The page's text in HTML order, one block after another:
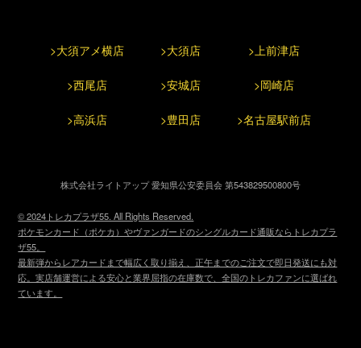
>大須アメ横店 >大須店 >上前津店
>西尾店 >安城店 >岡崎店
>高浜店 >豊田店 >名古屋駅前店
株式会社ライトアップ 愛知県公安委員会 第543829500800号
© 2024トレカプラザ55. All Rights Reserved.
ポケモンカード（ポケカ）やヴァンガードのシングルカード通販ならトレカプラ
ザ55。
最新弾からレアカードまで幅広く取り揃え、正午までのご注文で即日発送にも対
応。実店舗運営による安心と業界屈指の在庫数で、全国のトレカファンに選ばれ
ています。